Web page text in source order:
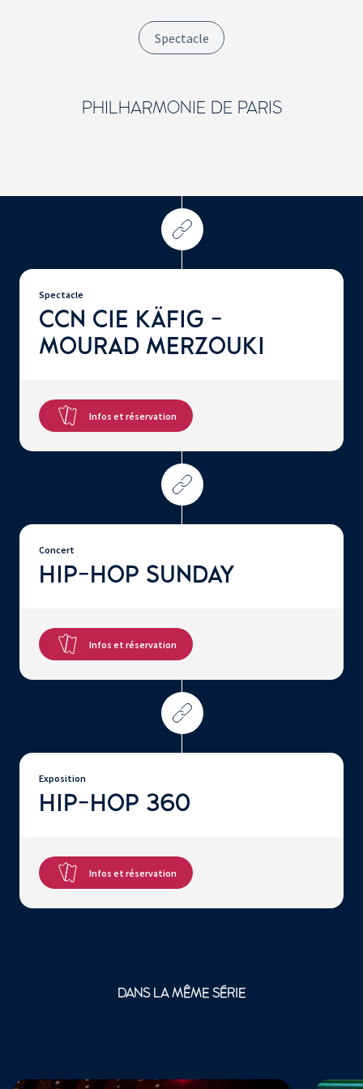
Spectacle
PHILHARMONIE DE PARIS
Spectacle
CCN CIE KÄFIG -
MOURAD MERZOUKI
Infos et réservation
Concert
HIP-HOP SUNDAY
Infos et réservation
Exposition
HIP-HOP 360
Infos et réservation
DANS LA MÊME SÉRIE